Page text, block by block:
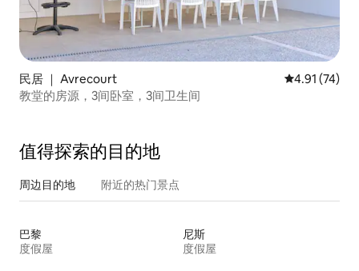
民居 ｜ Avrecourt 平均评分
4.91 (74)
教堂的房源，3间卧室，3间卫生间
值得探索的目的地
周边目的地 附近的热门景点
巴黎
度假屋
尼斯
度假屋